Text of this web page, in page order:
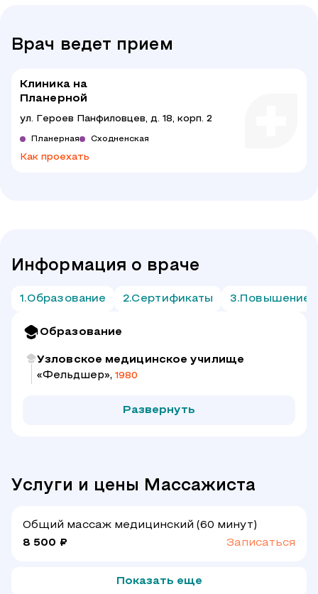
Врач ведет прием
Клиника на
Планерной
ул. Героев Панфиловцев, д. 18, корп. 2
Планерная Сходненская
Как проехать
Информация о враче
Образование Сертификаты Повышение
Образование
Узловское медицинское училище
«Фельдшер», 1980
Развернуть
Услуги и цены Массажиста
Общий массаж медицинский (60 минут)
8 500 ₽
Записаться
Показать еще